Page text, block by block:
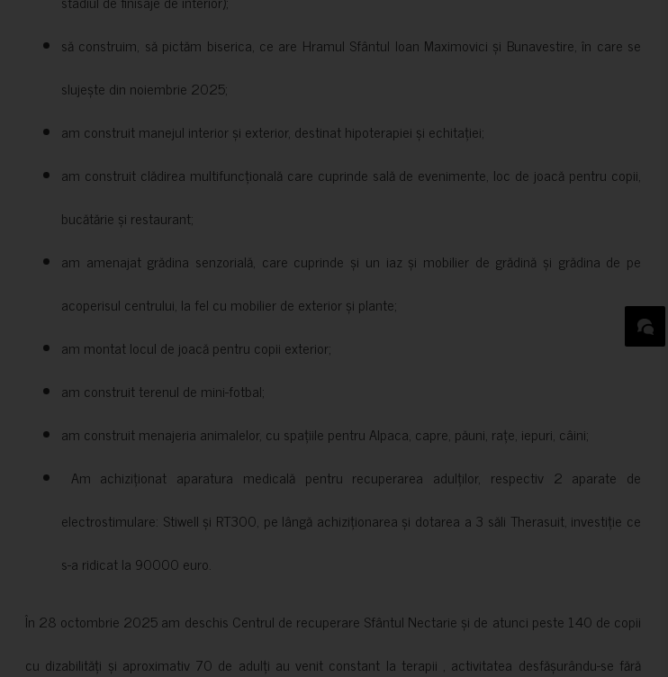
să construim, să pictăm biserica, ce are Hramul Sfântul Ioan Maximovici și Bunavestire, în care se
slujește din noiembrie 2025;
am construit manejul interior și exterior, destinat hipoterapiei și echitației;
am construit clădirea multifuncțională care cuprinde sală de evenimente, loc de joacă pentru copii,
bucătărie și restaurant;
am amenajat grădina senzorială, care cuprinde și un iaz și mobilier de grădină și grădina de pe
acoperisul centrului, la fel cu mobilier de exterior și plante;
am montat locul de joacă pentru copii exterior;
am construit terenul de mini-fotbal;
am construit menajeria animalelor, cu spațiile pentru Alpaca, capre, păuni, rațe, iepuri, câini;
Am achiziționat aparatura medicală pentru recuperarea adulților, respectiv 2 aparate de
electrostimulare: Stiwell și RT300, pe lângă achiziționarea și dotarea a 3 săli Therasuit, investiție ce
s-a ridicat la 90000 euro.
În 28 octombrie 2025 am deschis Centrul de recuperare Sfântul Nectarie și de atunci peste 140 de copii
cu dizabilități și aproximativ 70 de adulți au venit constant la terapii , activitatea desfășurându-se fără